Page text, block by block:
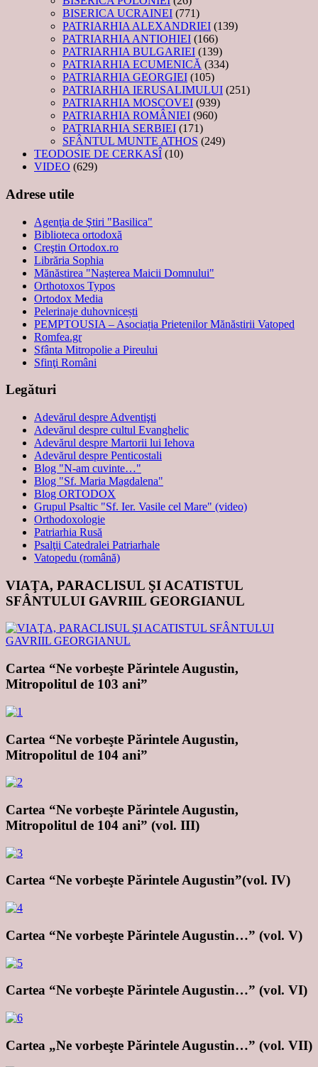
BISERICA UCRAINEI (771)
PATRIARHIA ALEXANDRIEI (139)
PATRIARHIA ANTIOHIEI (166)
PATRIARHIA BULGARIEI (139)
PATRIARHIA ECUMENICĂ (334)
PATRIARHIA GEORGIEI (105)
PATRIARHIA IERUSALIMULUI (251)
PATRIARHIA MOSCOVEI (939)
PATRIARHIA ROMÂNIEI (960)
PATRIARHIA SERBIEI (171)
SFÂNTUL MUNTE ATHOS (249)
TEODOSIE DE CERKASÎ (10)
VIDEO (629)
Adrese utile
Agenţia de Ştiri "Basilica"
Biblioteca ortodoxă
Creştin Ortodox.ro
Librăria Sophia
Mănăstirea "Naşterea Maicii Domnului"
Orthotoxos Typos
Ortodox Media
Pelerinaje duhovnicești
PEMPTOUSIA – Asociația Prietenilor Mănăstirii Vatoped
Romfea.gr
Sfânta Mitropolie a Pireului
Sfinţi Români
Legături
Adevărul despre Adventişti
Adevărul despre cultul Evanghelic
Adevărul despre Martorii lui Iehova
Adevărul despre Penticostali
Blog "N-am cuvinte…"
Blog "Sf. Maria Magdalena"
Blog ORTODOX
Grupul Psaltic "Sf. Ier. Vasile cel Mare" (video)
Orthodoxologie
Patriarhia Rusă
Psalţii Catedralei Patriarhale
Vatopedu (română)
VIAŢA, PARACLISUL ŞI ACATISTUL
SFÂNTULUI GAVRIIL GEORGIANUL
Cartea “Ne vorbeşte Părintele Augustin,
Mitropolitul de 103 ani”
Cartea “Ne vorbeşte Părintele Augustin,
Mitropolitul de 104 ani”
Cartea “Ne vorbeşte Părintele Augustin,
Mitropolitul de 104 ani” (vol. III)
Cartea “Ne vorbeşte Părintele Augustin”(vol. IV)
Cartea “Ne vorbeşte Părintele Augustin…” (vol. V)
Cartea “Ne vorbeşte Părintele Augustin…” (vol. VI)
Cartea „Ne vorbeşte Părintele Augustin…” (vol. VII)